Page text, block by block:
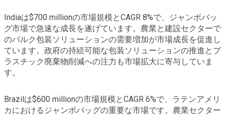
Indiaは$700 millionの市場規模とCAGR 8%で、ジャンボバッ
グ市場で急速な成長を遂げています。農業と建設セクターで
のバルク包装ソリューションの需要増加が市場成長を促進し
ています。政府の持続可能な包装ソリューションの推進とプ
ラスチック廃棄物削減への注力も市場拡大に寄与していま
す。
Brazilは$600 millionの市場規模とCAGR 6%で、ラテンアメリ
カにおけるジャンボバッグの重要な市場です。農業セクター